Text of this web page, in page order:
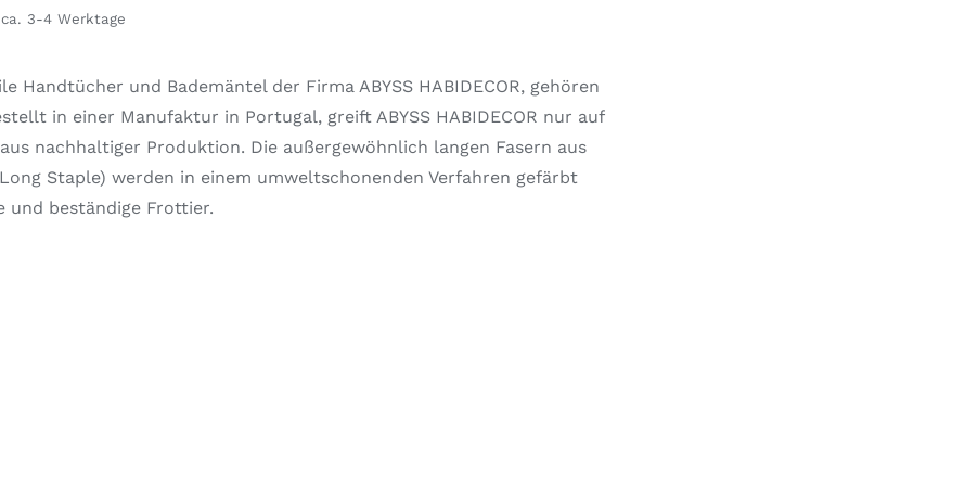
€ 245,00
3-4 Werktage
Handtücher und Bademäntel der Firma ABYSS HABIDECOR, gehören
in einer Manufaktur in Portugal, greift ABYSS HABIDECOR nur auf
nachhaltiger Produktion. Die außergewöhnlich langen Fasern aus
Staple) werden in einem umweltschonenden Verfahren gefärbt
und beständige Frottier.